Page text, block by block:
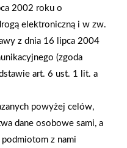
2002 roku o
elektroniczną i w zw.
z dnia 16 lipca 2004
(zgoda
art. 6 ust. 1 lit. a
powyżej celów,
dane osobowe sami, a
z nami